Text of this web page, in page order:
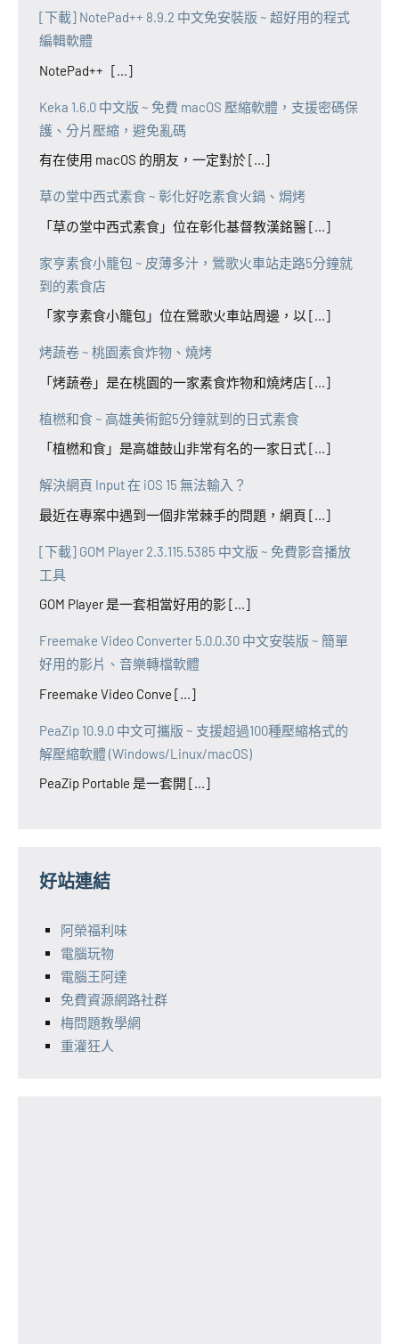
[下載] NotePad++ 8.9.2 中文免安裝版 ~ 超好用的程式
編輯軟體
NotePad++ [...]
Keka 1.6.0 中文版 ~ 免費 macOS 壓縮軟體，支援密碼保
護、分片壓縮，避免亂碼
有在使用 macOS 的朋友，一定對於 [...]
草の堂中西式素食 ~ 彰化好吃素食火鍋、焗烤
「草の堂中西式素食」位在彰化基督教漢銘醫 [...]
家亨素食小籠包 ~ 皮薄多汁，鶯歌火車站走路5分鐘就
到的素食店
「家亨素食小籠包」位在鶯歌火車站周邊，以 [...]
烤蔬卷 ~ 桃園素食炸物、燒烤
「烤蔬卷」是在桃園的一家素食炸物和燒烤店 [...]
植橪和食 ~ 高雄美術館5分鐘就到的日式素食
「植橪和食」是高雄鼓山非常有名的一家日式 [...]
解決網頁 Input 在 iOS 15 無法輸入？
最近在專案中遇到一個非常棘手的問題，網頁 [...]
[下載] GOM Player 2.3.115.5385 中文版 ~ 免費影音播放
工具
GOM Player 是一套相當好用的影 [...]
Freemake Video Converter 5.0.0.30 中文安裝版 ~ 簡單
好用的影片、音樂轉檔軟體
Freemake Video Conve [...]
PeaZip 10.9.0 中文可攜版 ~ 支援超過100種壓縮格式的
解壓縮軟體 (Windows/Linux/macOS)
PeaZip Portable 是一套開 [...]
好站連結
阿榮福利味
電腦玩物
電腦王阿達
免費資源網路社群
梅問題教學網
重灌狂人